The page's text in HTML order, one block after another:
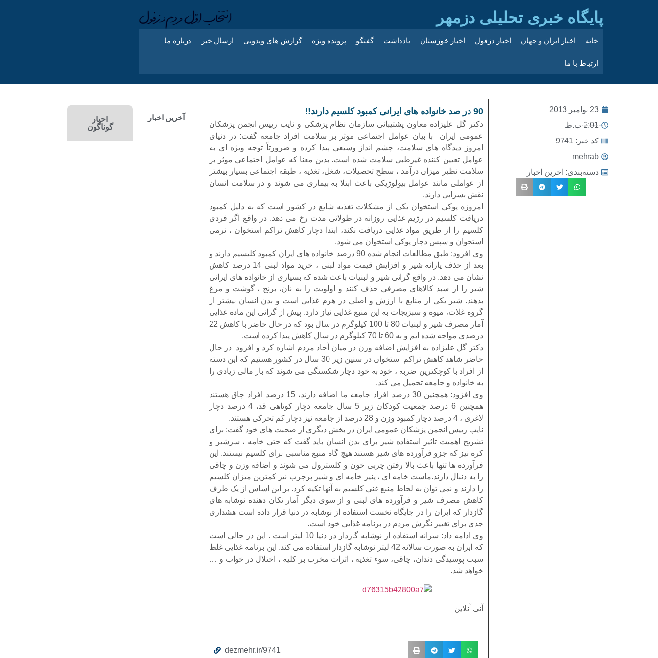
پایگاه خبری تحلیلی دزمهر
خانه اخبار ایران و جهان اخبار دزفول اخبار خوزستان یادداشت گفتگو پرونده ویژه گزارش های ویدویی ارسال خبر درباره ما
ارتباط با ما
23 نوامبر 2013
2:01 ب.ظ
کد خبر: 9741
mehrab
دسته‌بندی: اخرین اخبار
90 در صد خانواده های ایرانی کمبود کلسیم دارند!!
دکتر گل علیزاده معاون پشتیبانی سازمان نظام پزشکی و نایب رییس انجمن پزشکان
عمومی ایران با بیان عوامل اجتماعی موثر بر سلامت افراد جامعه گفت: در دنیای
امروز دیدگاه های سلامت، چشم انداز وسیعی پیدا کرده و ضرورتاً توجه ویژه ای به
عوامل تعیین کننده غیرطبی سلامت شده است. بدین معنا که عوامل اجتماعی موثر بر
سلامت نظیر میزان درآمد ، سطح تحصیلات، شغل، تغذیه ، طبقه اجتماعی بسیار بیشتر
از عواملی مانند عوامل بیولوژیکی باعث ابتلا به بیماری می شوند و در سلامت انسان
نقش بسزایی دارند.
امروزه پوکی استخوان یکی از مشکلات تغذیه شایع در کشور است که به دلیل کمبود
دریافت کلسیم در رژیم غذایی روزانه در طولانی مدت رخ می دهد. در واقع اگر فردی
کلسیم را از طریق مواد غذایی دریافت نکند، ابتدا دچار کاهش تراکم استخوان ، نرمی
استخوان و سپس دچار پوکی استخوان می شود.
وی افزود: طبق مطالعات انجام شده 90 درصد خانواده های ایران کمبود کلیسیم دارند و
بعد از حذف یارانه شیر و افزایش قیمت مواد لبنی ، خرید مواد لبنی 14 درصد کاهش
نشان می دهد. در واقع گرانی شیر و لبنیات باعث شده که بسیاری از خانواده های ایرانی
شیر را از سبد کالاهای مصرفی حذف کنند و اولویت را به نان، برنج ، گوشت و مرغ
بدهند. شیر یکی از منابع با ارزش و اصلی در هرم غذایی است و بدن انسان بیشتر از
گروه غلات، میوه و سبزیجات به این منبع غذایی نیاز دارد. پیش از گرانی این ماده غذایی
آمار مصرف شیر و لبنیات 80 تا 100 کیلوگرم در سال بود که در حال حاضر با کاهش 22
درصدی مواجه شده ایم و به 60 تا 70 کیلوگرم در سال کاهش پیدا کرده است.
دکتر گل علیزاده به افزایش اضافه وزن در میان آحاد مردم اشاره کرد و افزود: در حال
حاضر شاهد کاهش تراکم استخوان در سنین زیر 30 سال در کشور هستیم که این دسته
از افراد با کوچکترین ضربه ، خود به خود دچار شکستگی می شوند که بار مالی زیادی را
به خانواده و جامعه تحمیل می کند.
وی افزود: همچنین 30 درصد افراد جامعه ما اضافه دارند، 15 درصد افراد چاق هستند
همچنین 6 درصد جمعیت کودکان زیر 5 سال جامعه دچار کوتاهی قد، 4 درصد دچار
لاغری ، 4 درصد دچار کمبود وزن و 28 درصد از جامعه نیز دچار کم تحرکی هستند.
نایب رییس انجمن پزشکان عمومی ایران در بخش دیگری از صحبت های خود گفت: برای
تشریح اهمیت تاثیر استفاده شیر برای بدن انسان باید گفت که حتی خامه ، سرشیر و
کره نیز که جزو فرآورده های شیر هستند هیچ گاه منبع مناسبی برای کلسیم نیستند. این
فرآورده ها تنها باعث بالا رفتن چربی خون و کلسترول می شوند و اضافه وزن و چاقی
را به دنبال دارند.ماست خامه ای ، پنیر خامه ای و شیر پرچرب نیز کمترین میزان کلسیم
را دارند و نمی توان به لحاظ منبع غنی کلسیم به آنها تکیه کرد. بر این اساس از یک طرف
کاهش مصرف شیر و فرآورده های لبنی و از سوی دیگر آمار تکان دهنده نوشابه های
گازدار که ایران را در جایگاه نخست استفاده از نوشابه در دنیا قرار داده است هشداری
جدی برای تغییر نگرش مردم در برنامه غذایی خود است.
وی ادامه داد: سرانه استفاده از نوشابه گازدار در دنیا 10 لیتر است . این در حالی است
که ایران به صورت سالانه 42 لیتر نوشابه گازدار استفاده می کند. این برنامه غذایی غلط
سبب پوسیدگی دندان، چاقی، سوء تغذیه ، اثرات مخرب بر کلیه ، اختلال در خواب و …
خواهد شد.
آنی آنلاین
dezmehr.ir/9741
آخرین اخبار
اخبار
گوناگون